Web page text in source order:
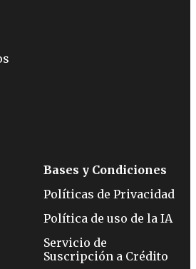
Bases y Condiciones
Políticas de Privacidad
Política de uso de la IA
Servicio de
Suscripción a Crédito